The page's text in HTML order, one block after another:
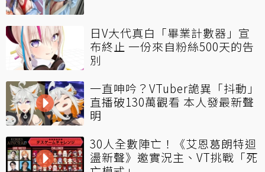
日V大代真白「畢業計數器」宣
布終止 一份來自粉絲500天的告
別
一直呻吟？VTuber詭異「抖動」
直播破130萬觀看 本人發最新聲
明
30人全數陣亡！《艾恩葛朗特迴
盪新聲》邀實況主、VT挑戰「死